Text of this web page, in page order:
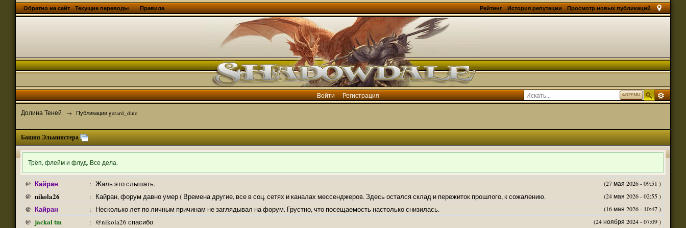
Просмотр новых публикаций
Обратно на сайт Текущие переводы История репутации
Рейтинг
Правила
ФОРУМЫ
Войти Регистрация
Долина Теней → Публикации gerard_dino
Башня Эльминстера
Трёп, флейм и флуд. Все дела.
@ Кайран : (27 мая 2026 - 09:51 )
Жаль это слышать.
@ nikola26 : (24 мая 2026 - 02:55 )
Кайран, форум давно умер ( Времена другие, все в соц. сетях и каналах мессенджеров. Здесь остался склад и пережиток прошлого, к сожалению.
@ Кайран : (16 мая 2026 - 10:47 )
Несколько лет по личным причинам не заглядывал на форум. Грустно, что посещаемость настолько снизилась.
@ jackal tm : (24 ноября 2024 - 07:09 )
@nikola26 спасибо